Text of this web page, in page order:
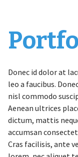
Donec id dolor at
leo a faucibus.
nisl commodo
Aenean ultrices
dictum, mattis
accumsan
Cras facilisis, ante